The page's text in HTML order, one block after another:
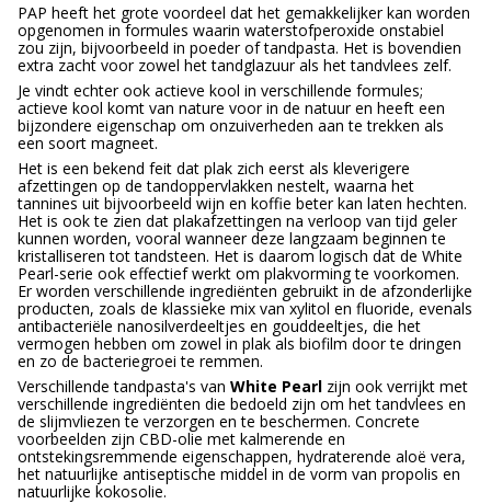
PAP heeft het grote voordeel dat het gemakkelijker kan worden
opgenomen in formules waarin waterstofperoxide onstabiel
zou zijn, bijvoorbeeld in poeder of tandpasta. Het is bovendien
extra zacht voor zowel het tandglazuur als het tandvlees zelf.
Je vindt echter ook actieve kool in verschillende formules;
actieve kool komt van nature voor in de natuur en heeft een
bijzondere eigenschap om onzuiverheden aan te trekken als
een soort magneet.
Het is een bekend feit dat plak zich eerst als kleverigere
afzettingen op de tandoppervlakken nestelt, waarna het
tannines uit bijvoorbeeld wijn en koffie beter kan laten hechten.
Het is ook te zien dat plakafzettingen na verloop van tijd geler
kunnen worden, vooral wanneer deze langzaam beginnen te
kristalliseren tot tandsteen. Het is daarom logisch dat de White
Pearl-serie ook effectief werkt om plakvorming te voorkomen.
Er worden verschillende ingrediënten gebruikt in de afzonderlijke
producten, zoals de klassieke mix van xylitol en fluoride, evenals
antibacteriële nanosilverdeeltjes en gouddeeltjes, die het
vermogen hebben om zowel in plak als biofilm door te dringen
en zo de bacteriegroei te remmen.
Verschillende tandpasta's van White Pearl zijn ook verrijkt met
verschillende ingrediënten die bedoeld zijn om het tandvlees en
de slijmvliezen te verzorgen en te beschermen. Concrete
voorbeelden zijn CBD-olie met kalmerende en
ontstekingsremmende eigenschappen, hydraterende aloë vera,
het natuurlijke antiseptische middel in de vorm van propolis en
natuurlijke kokosolie.